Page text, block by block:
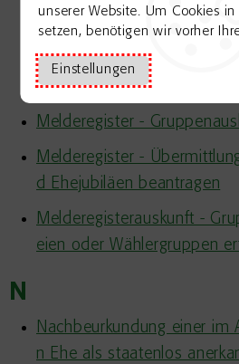
unserer Website. Um Cookies
setzen, benötigen wir vorher
Einstellungen
Melderegister - Auskunft
Melderegister - Auskunft
Melderegister -
Melderegister -
Melderegister -
d Ehejubiläen beantragen
Melderegisterauskunft -
eien oder Wählergruppen
N
Nachbeurkundung einer im
n Ehe als staatenlos